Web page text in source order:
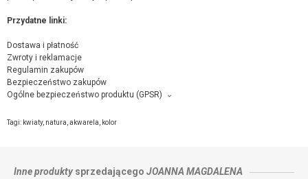
Przydatne linki:
Dostawa i płatność
Zwroty i reklamacje
Regulamin zakupów
Bezpieczeństwo zakupów
Ogólne bezpieczeństwo produktu (GPSR)
ŚWIAT SZTUK PIĘKNYCH Joanna Magdalena , Osiedle Huty 6 A, 58-580
SZKLARSKA PORĘBA,
kontakt ze sprzedającym
Tagi: kwiaty, natura akwarela kolor
Inne produktysprzedającego JOANNA MAGDALENA